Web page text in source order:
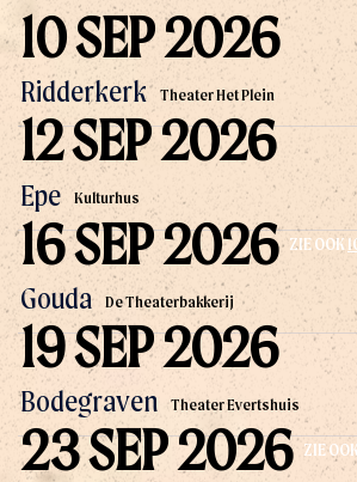
Ridderkerk Theater Het Plein
10 SEP 2026
Epe Kulturhus
12 SEP 2026
Gouda De Theaterbakkerij
ZIE OOK
16 SEP 2026
Bodegraven Theater Evertshuis
19 SEP 2026
ZIE
23 SEP 2026